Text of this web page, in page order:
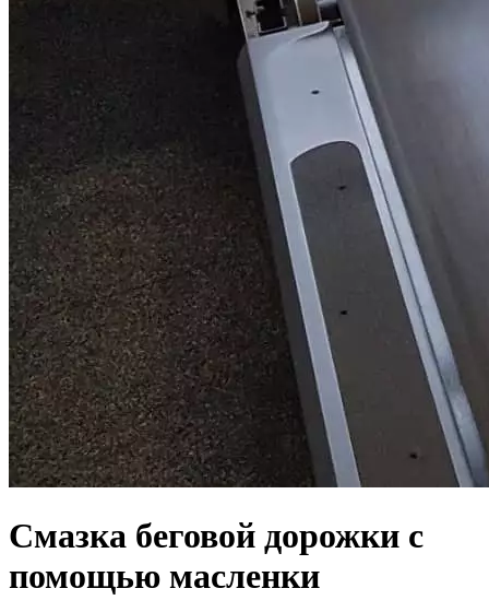
Смазка беговой дорожки с
помощью масленки